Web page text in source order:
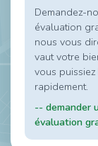
Demandez-
évaluation
nous vous
vaut votre
vous
rapidement.
-- demander
évaluation